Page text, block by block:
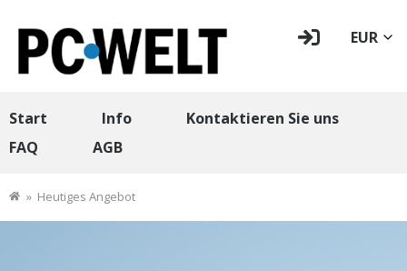
EUR
Start Info
Kontaktieren Sie uns
FAQ
AGB
» Heutiges Angebot